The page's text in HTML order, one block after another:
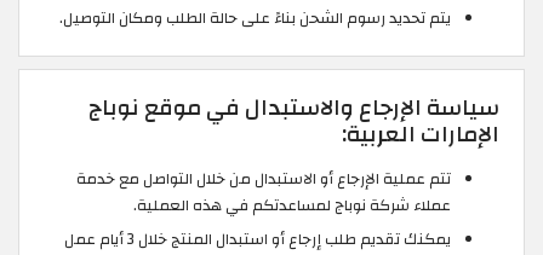
يتم تحديد رسوم الشحن بناءً على حالة الطلب ومكان التوصيل.
سياسة الإرجاع والاستبدال في موقع نوباج
الإمارات العربية:
تتم عملية الإرجاع أو الاستبدال من خلال التواصل مع خدمة
عملاء شركة نوباج لمساعدتكم في هذه العملية.
يمكنك تقديم طلب إرجاع أو استبدال المنتج خلال 3 أيام عمل